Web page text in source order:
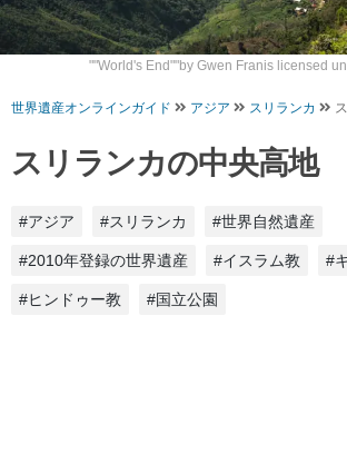
""World's End""by Gwen Franis licensed
世界遺産オンラインガイド アジア スリランカ
スリランカの中央高地
#アジア #スリランカ #世界自然遺産
#2010年登録の世界遺産 #イスラム教 #
#ヒンドゥー教 #国立公園